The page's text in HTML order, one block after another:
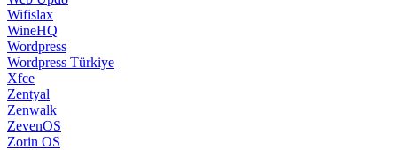
Wifislax
WineHQ
Wordpress
Wordpress Türkiye
Xfce
Zentyal
Zenwalk
ZevenOS
Zorin OS